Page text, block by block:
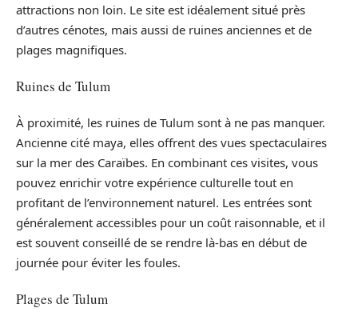
attractions non loin. Le site est idéalement situé près
d’autres cénotes, mais aussi de ruines anciennes et de
plages magnifiques.
Ruines de Tulum
À proximité, les ruines de Tulum sont à ne pas manquer.
Ancienne cité maya, elles offrent des vues spectaculaires
sur la mer des Caraïbes. En combinant ces visites, vous
pouvez enrichir votre expérience culturelle tout en
profitant de l’environnement naturel. Les entrées sont
généralement accessibles pour un coût raisonnable, et il
est souvent conseillé de se rendre là-bas en début de
journée pour éviter les foules.
Plages de Tulum